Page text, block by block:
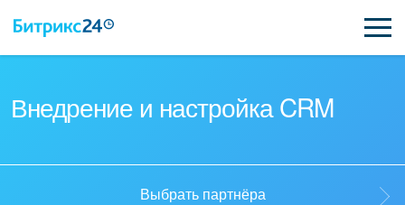
Внедрение и настройка CRM
Выбрать партнёра